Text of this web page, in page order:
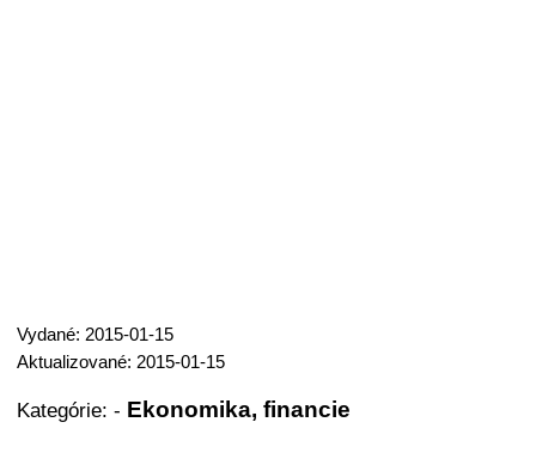
Vydané: 2015-01-15
Aktualizované: 2015-01-15
Kategórie: - Ekonomika, financie